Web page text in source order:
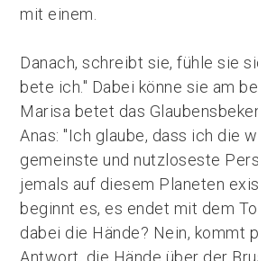
mit einem.
Danach, schreibt sie, fühle sie
bete ich." Dabei könne sie am
Marisa betet das
Anas: "Ich glaube, dass ich die
gemeinste und nutzloseste
jemals auf diesem Planeten
beginnt es, es endet mit dem
dabei die Hände? Nein, kommt
Antwort, die Hände über der